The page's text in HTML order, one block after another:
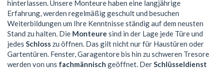
hinterlassen. Unsere Monteure haben eine langjährige
Erfahrung, werden regelmäßig geschult und besuchen
Weiterbildungen um Ihre Kenntnisse ständig auf dem neusten
Stand zu halten. Die Monteure sind in der Lage jede Türe und
jedes Schloss zu öffnen. Das gilt nicht nur für Haustüren oder
Gartentüren. Fenster, Garagentore bis hin zu schweren Tresore
werden von uns fachmännisch geöffnet. DerSchlüsseldienst